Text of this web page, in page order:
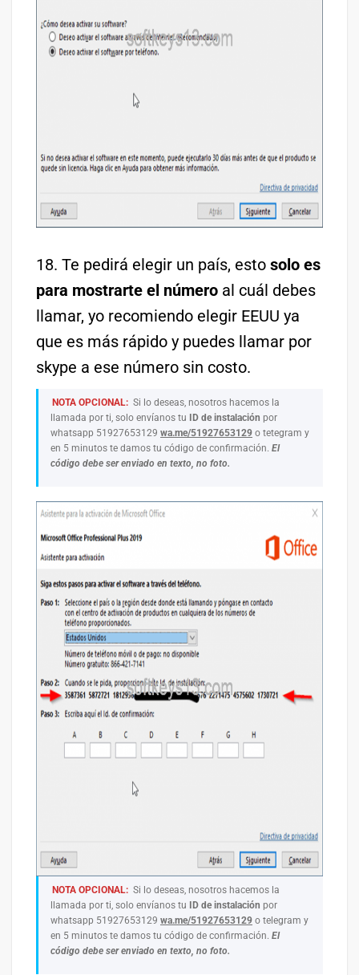
18. Te pedirá elegir un país, esto solo es
para mostrarte el número al cuál debes
llamar, yo recomiendo elegir EEUU ya
que es más rápido y puedes llamar por
skype a ese número sin costo.
NOTA OPCIONAL: Si lo deseas, nosotros hacemos la
llamada por ti, solo envíanos tu
ID de instalación por
whatsapp 51927653129 wa.me/51927653129 o tetegram y
en 5 minutos te damos tu código de confirmación. El
código debe ser enviado en texto, no foto.
NOTA OPCIONAL: Si lo deseas, nosotros hacemos la
llamada por ti, solo envíanos tu
ID de instalación por
whatsapp 51927653129 wa.me/51927653129 o telegram y
en 5 minutos te damos tu código de confirmación. El
código debe ser enviado en texto, no foto.